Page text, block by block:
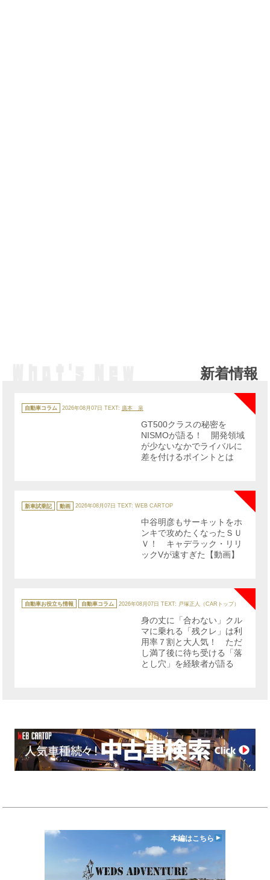
新着情報
テ
ゴ
自動車コラム 2026年08月07日 TEXT: 廣本 泉
NEW
GT500クラスの秘密を
NISMOが語る！ 開発領域
が少ないなかでライバルに
差を付けるポイントとは
テ
ゴ
新車試乗記 動画 2026年08月07日 TEXT: WEB CARTOP
中谷明彦もサーキットをホ
ンキで攻めたくなったＳＵ
Ｖ！ キャデラック・リリ
ックVが速すぎた【動画】
テ
ゴ
自動車お役立ち情報 自動車コラム 2026年08月07日 TEXT: 戸塚正人（CARトップ）
身の丈に「合わない」クル
マに乗れる「残クレ」は利
用率７割と大人気！ ただ
し満了後に待ち受ける「落
とし穴」を経験者が語る
本編はこちら